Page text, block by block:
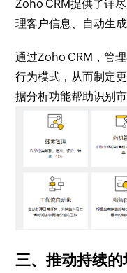
Zoho CRM提供了详
理客户信息、自动生
通过Zoho CRM，管
行为模式，从而制定
据分析功能帮助识别
三、推动持续